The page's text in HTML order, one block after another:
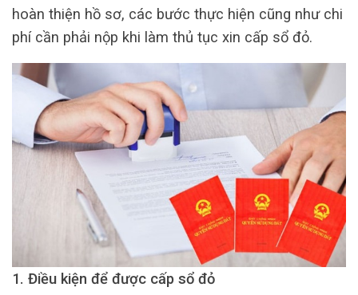
hoàn thiện hồ sơ, các bước thực hiện cũng như chi
phí cần phải nộp khi làm thủ tục xin cấp sổ đỏ.
1. Điều kiện để được cấp sổ đỏ